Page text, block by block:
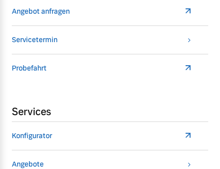
Angebot anfragen
Servicetermin
Probefahrt
Services
Konfigurator
Angebote